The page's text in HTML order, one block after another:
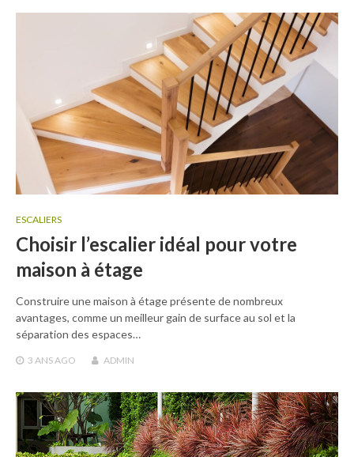
ESCALIERS
Choisir l’escalier idéal pour votre
maison à étage
Construire une maison à étage présente de nombreux
avantages, comme un meilleur gain de surface au sol et la
séparation des espaces…
3 ANSAGO ADMIN